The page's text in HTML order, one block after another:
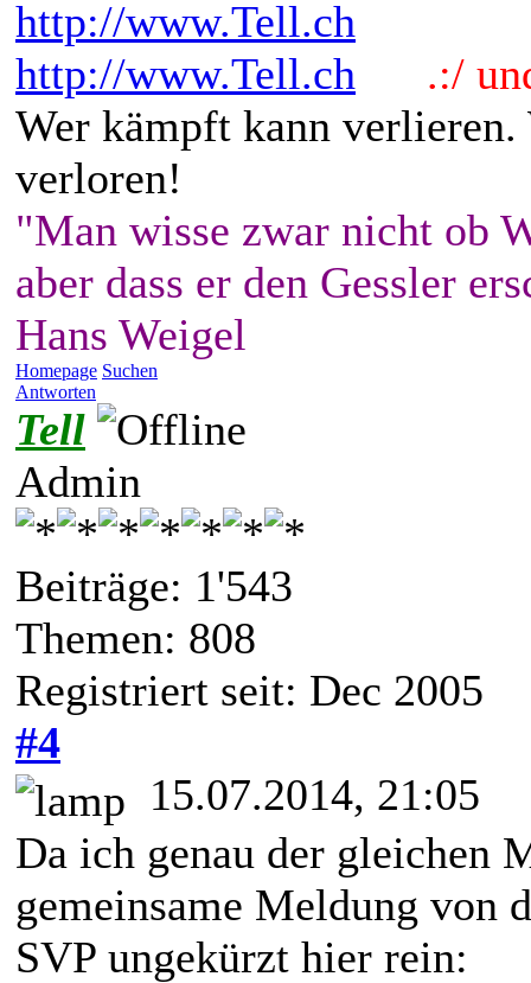
http://www.Tell.ch
http://www.Tell.ch
.:/
Wer kämpft kann
verloren!
"Man wisse zwar nicht ob
aber dass er den Gessler
Hans Weigel
Homepage Suchen
Antworten
Tell
Admin
Beiträge: 1'543
Themen: 808
Registriert seit: Dec 2005
#4
15.07.2014, 21:05
Da ich genau der gleichen
gemeinsame Meldung von
SVP ungekürzt hier rein: